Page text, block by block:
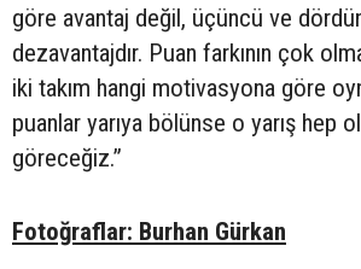
göre avantaj değil, üçüncü ve
dezavantajdır. Puan farkının çok
iki takım hangi motivasyona göre
puanlar yarıya bölünse o yarış hep
göreceğiz.”
Fotoğraflar: Burhan Gürkan